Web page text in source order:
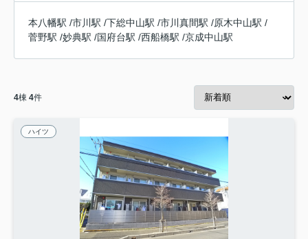
本八幡駅 /市川駅 /下総中山駅 /市川真間駅 /原木中山駅 /
菅野駅 /妙典駅 /国府台駅 /西船橋駅 /京成中山駅
4棟 4件
ハイツ